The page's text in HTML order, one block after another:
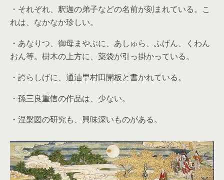
・それぞれ、釈迦の弟子などの名前が刻まれている。こ
れは、なかなか珍しい。
・あなりつ、御母まやぶに、あしゅら、ふげん、くわん
おん等。樹木の上方に、薬袋が引っ掛かっている。
・誇らしげに、通油甼村田開板と書かれている。
・孫三良重信の作品は、少ない。
・涅槃図の研究も、興味深いものがある。